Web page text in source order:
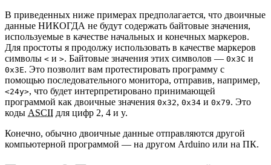
В приведенных ниже примерах предполагается, что двоичные
данные НИКОГДА не будут содержать байтовые значения,
используемые в качестве начальных и конечных маркеров.
Для простоты я продолжу использовать в качестве маркеров
символы < и >. Байтовые значения этих символов — 0x3C и
0x3E. Это позволит вам протестировать программу с
помощью последовательного монитора, отправив, например,
<24y>, что будет интерпретировано принимающей
программой как двоичные значения 0x32, 0x34 и 0x79. Это
коды ASCII для цифр 2, 4 и y.
Конечно, обычно двоичные данные отправляются другой
компьютерной программой — на другом Arduino или на ПК.